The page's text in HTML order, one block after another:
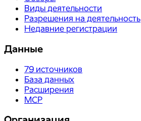
Виды деятельности
Разрешения на деятельность
Недавние регистрации
Данные
79 источников
База данных
Расширения
MCP